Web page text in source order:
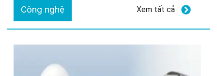
Công nghệ Xem tất cả